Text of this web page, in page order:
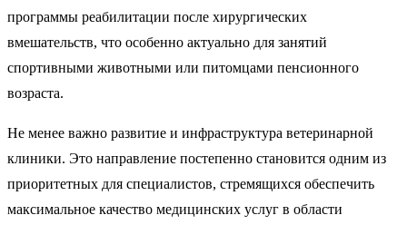
программы реабилитации после хирургических
вмешательств, что особенно актуально для занятий
спортивными животными или питомцами пенсионного
возраста.
Не менее важно развитие и инфраструктура ветеринарной
клиники. Это направление постепенно становится одним из
приоритетных для специалистов, стремящихся обеспечить
максимальное качество медицинских услуг в области